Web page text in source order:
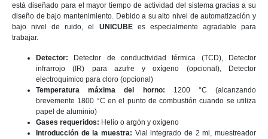
está diseñado para el mayor tiempo de actividad del sistema gracias a su
diseño de bajo mantenimiento. Debido a su alto nivel de automatización y
bajo nivel de ruido, el UNICUBEes especialmente agradable para
trabajar.
Detector: Detector de conductividad térmica (TCD), Detector
infrarrojo (IR) para azufre y oxígeno (opcional), Detector
electroquímico para cloro (opcional)
Temperatura máxima del horno: 1200 °C (alcanzando
brevemente 1800 °C en el punto de combustión cuando se utiliza
papel de aluminio)
Gases requeridos: Helio o argón y oxígeno
Introducción de la muestra: Vial integrado de 2 ml, muestreador